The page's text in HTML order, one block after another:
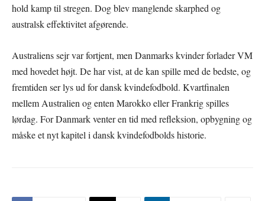
hold kamp til stregen. Dog blev manglende skarphed og
australsk effektivitet afgørende.
Australiens sejr var fortjent, men Danmarks kvinder forlader VM
med hovedet højt. De har vist, at de kan spille med de bedste, og
fremtiden ser lys ud for dansk kvindefodbold. Kvartfinalen
mellem Australien og enten Marokko eller Frankrig spilles
lørdag. For Danmark venter en tid med refleksion, opbygning og
måske et nyt kapitel i dansk kvindefodbolds historie.